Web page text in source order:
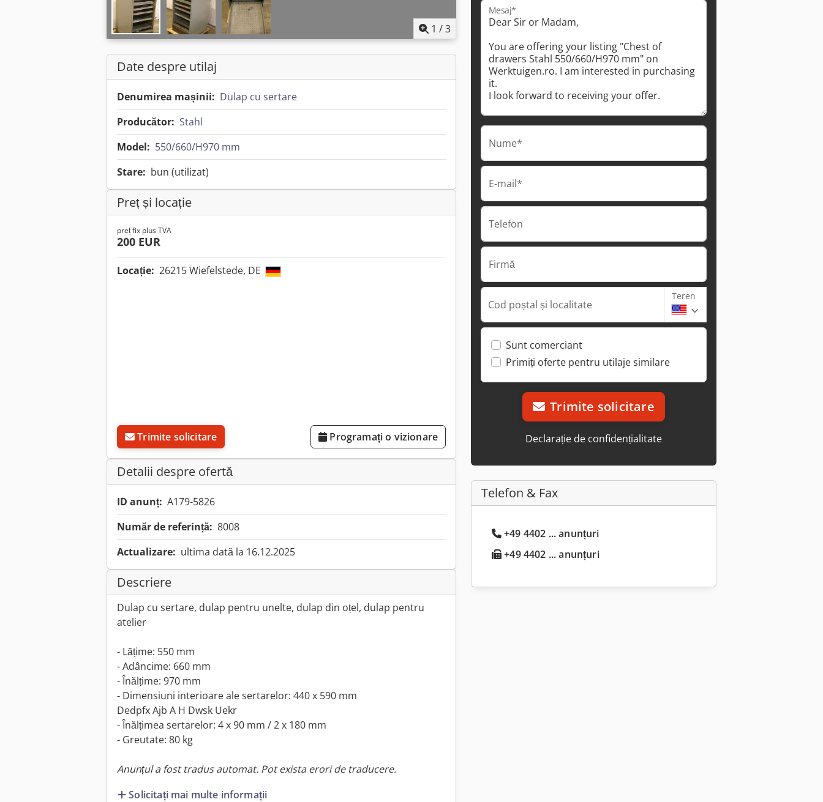
1 /3
Date despre utilaj
Denumirea mașinii: Dulap cu sertare
Producător: Stahl
Model: 550/660/H970 mm
Stare: bun (utilizat)
Preț și locație
preț fix plus TVA
200 EUR
Locație: 26215 Wiefelstede, DE
Trimite solicitare Programați o vizionare
Detalii despre ofertă
ID anunț: A179-5826
Număr de referință: 8008
Actualizare: ultima dată la 16.12.2025
Descriere
Dulap cu sertare, dulap pentru unelte, dulap din oțel, dulap pentru
atelier
- Lățime: 550 mm
- Adâncime: 660 mm
- Înălțime: 970 mm
- Dimensiuni interioare ale sertarelor: 440 x 590 mm
Dedpfx Ajb A H Dwsk Uekr
- Înălțimea sertarelor: 4 x 90 mm / 2 x 180 mm
- Greutate: 80 kg
Anunțul a fost tradus automat. Pot exista erori de traducere.
Solicitați mai multe informații
Mesaj*
Nume*
E-mail*
Telefon
Firmă
Cod poștal și localitate
Teren
Sunt comerciant
Primiți oferte pentru utilaje similare
Trimite solicitare
Declarație de confidențialitate
Telefon & Fax
+49 4402 ... anunțuri
+49 4402 ... anunțuri